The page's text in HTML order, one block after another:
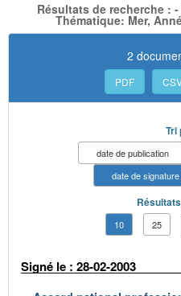
Résultats de recherche :
Thématique: Mer,
2
PDF
Tri
date de publication
date de signature
10 25
Signé le : 28-02-2003